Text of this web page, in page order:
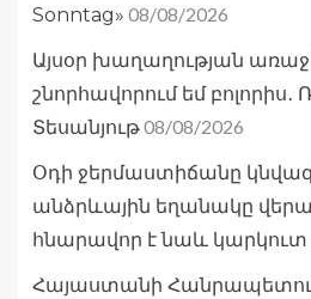
Sonntag» 08/08/2026
Այսօր խաղաղության
շնորհավորում եմ բոլորիս․
Տեսանյութ08/08/2026
Օդի ջերմաստիճանը
անձրևային եղանակը
հնարավոր է նաև
Հայաստանի